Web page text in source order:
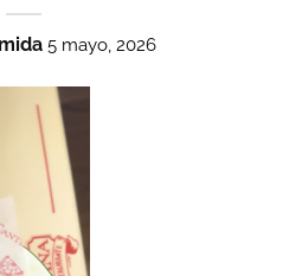
5 mayo, 2026